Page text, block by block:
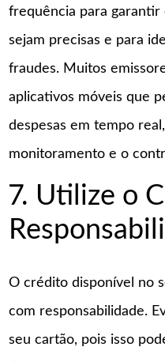
frequência para garantir
sejam precisas e para
fraudes. Muitos
aplicativos móveis que
despesas em tempo
monitoramento e o
7. Utilize o
O crédito disponível no
com responsabilidade.
seu cartão, pois isso